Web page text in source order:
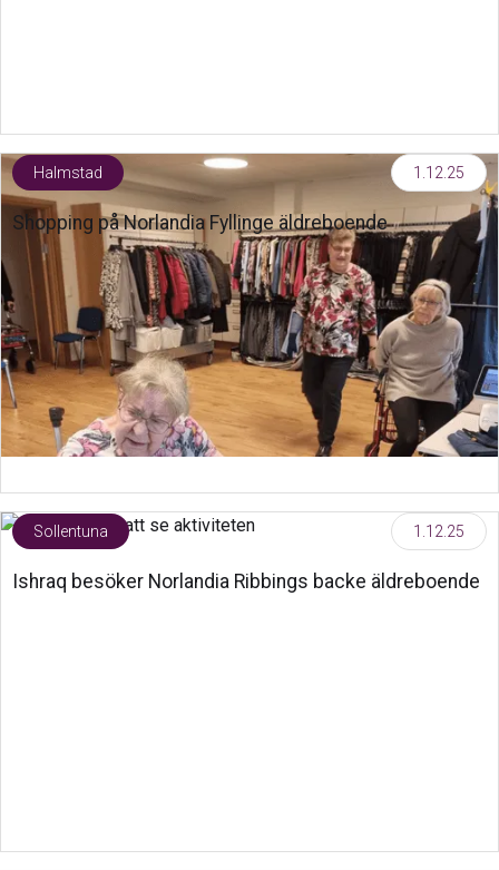
Halmstad 1.12.25
Shopping på Norlandia Fyllinge äldreboende
Sollentuna 1.12.25
Ishraq besöker Norlandia Ribbings backe äldreboende